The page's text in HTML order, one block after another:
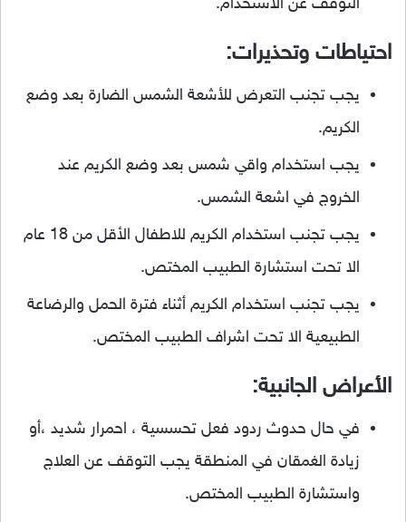
التوقف عن الاستخدام.
احتياطات وتحذيرات:
يجب تجنب التعرض للأشعة الشمس الضارة بعد وضع
الكريم.
يجب استخدام واقي شمس بعد وضع الكريم عند
الخروج في اشعة الشمس.
يجب تجنب استخدام الكريم للاطفال الأقل من 18 عام
الا تحت استشارة الطبيب المختص.
يجب تجنب استخدام الكريم أثناء فترة الحمل والرضاعة
الطبيعية الا تحت اشراف الطبيب المختص.
الأعراض الجانبية:
في حال حدوث ردود فعل تحسسية ، احمرار شديد ،أو
زيادة الغمقان في المنطقة يجب التوقف عن العلاج
واستشارة الطبيب المختص.